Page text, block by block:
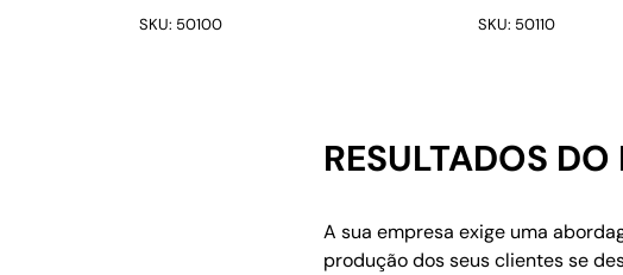
SKU: 50100 SKU: 50110
RESULTADOS
A sua empresa exige uma
produção dos seus clientes se